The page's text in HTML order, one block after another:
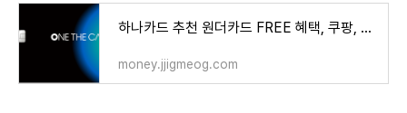
하나카드 추천 원더카드 FREE 혜택, 쿠팡, 네이버페이 할인 총 정리
money.jjigmeog.com